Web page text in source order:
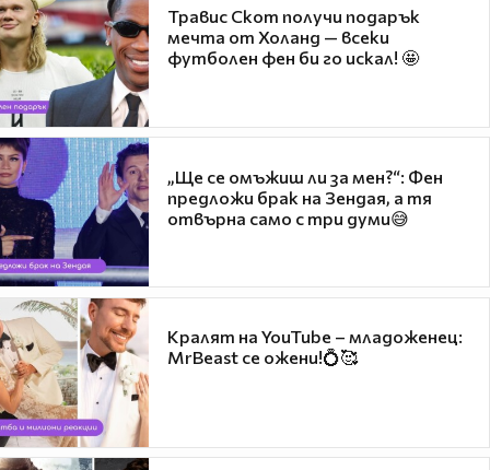
Травис Скот получи подарък
мечта от Холанд — всеки
футболен фен би го искал! 🤩
„Ще се омъжиш ли за мен?“: Фен
предложи брак на Зендая, а тя
отвърна само с три думи😅
Кралят на YouTube – младоженец:
MrBeast се ожени!💍🥰